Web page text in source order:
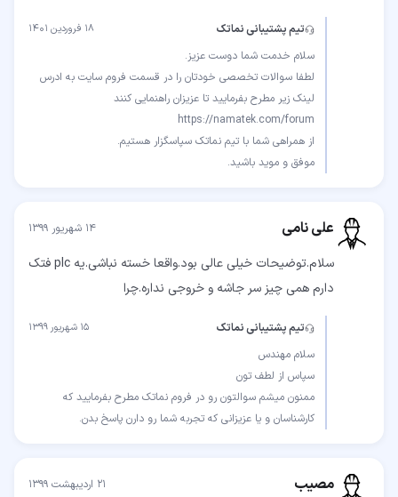
تیم پشتیبانی نماتک ۱۸ فروردین ۱۴۰۱
لطفا سوالات تخصصی خودتان را در قسمت فروم سایت به ادرس
موفق و موید باشید.
علی نامی ۱۴ شهریور ۱۳۹۹
سلام.توضیحات خیلی عالی بود.واقعا خسته نباشی.یه plc فتک
دارم همی چیز سر جاشه و خروجی نداره.چرا
تیم پشتیبانی نماتک ۱۵ شهریور ۱۳۹۹
ممنون میشم سوالتون رو در فروم نماتک مطرح بفرمایید که
کارشناسان و یا عزیزانی که تجربه شما رو دارن پاسخ بدن.
مصیب ۲۱ اردیبهشت ۱۳۹۹